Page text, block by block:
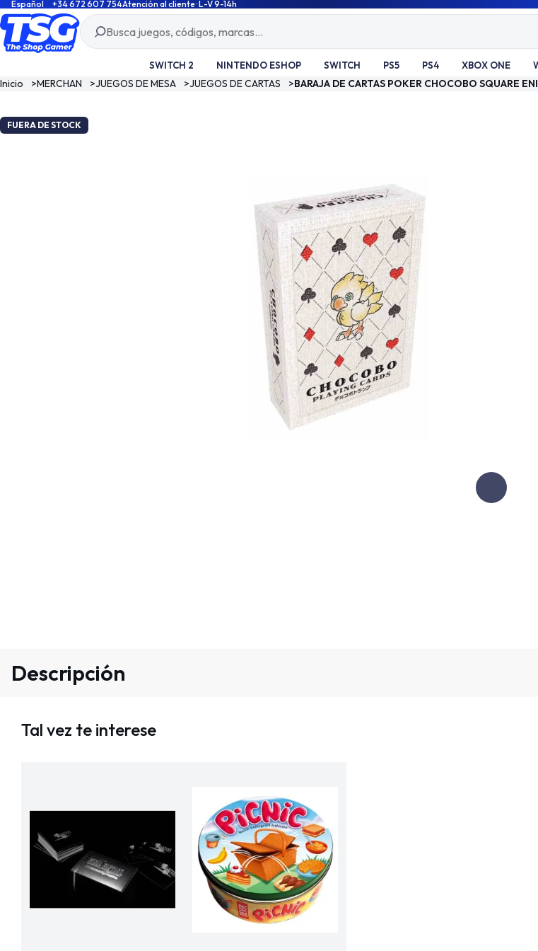
Español +34 672 607 754Atención al cliente · L-V 9-14h
SWITCH 2 NINTENDO ESHOP SWITCH PS5 PS4 XBOX ONE
Inicio >MERCHAN >JUEGOS DE MESA >JUEGOS DE CARTAS >BARAJA DE CARTAS POKER CHOCOBO SQUARE
FUERA DE STOCK
Descripción
Tal vez te interese